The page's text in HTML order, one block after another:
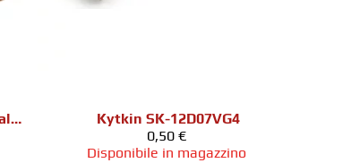
GameBoy Advance näyttö 32pin - alkuperäinen
Kytkin SK-12D07VG4
0,50 €
Disponibile in magazzino